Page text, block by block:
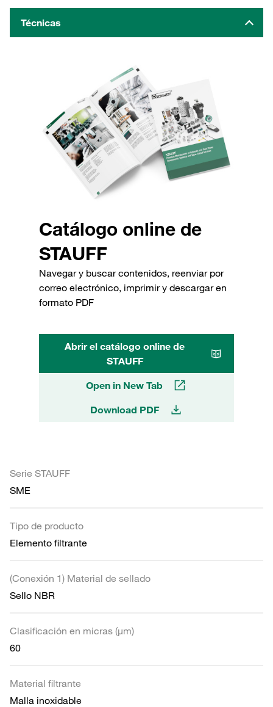
Técnicas
Catálogo online de
STAUFF
Navegar y buscar contenidos, reenviar por
correo electrónico, imprimir y descargar en
formato PDF
Abrir el catálogo online de
STAUFF
Open in New Tab
Download PDF
Serie STAUFF
SME
Tipo de producto
Elemento filtrante
(Conexión 1) Material de sellado
Sello NBR
Clasificación en micras (µm)
60
Material filtrante
Malla inoxidable